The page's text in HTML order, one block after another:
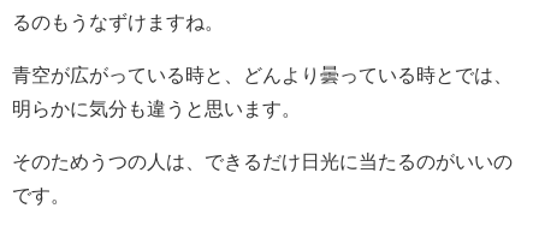
るのもうなずけますね。
青空が広がっている時と、どんより曇っている時とでは、
明らかに気分も違うと思います。
そのためうつの人は、できるだけ日光に当たるのがいいの
です。